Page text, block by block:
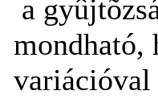
a
mondható,
variációval